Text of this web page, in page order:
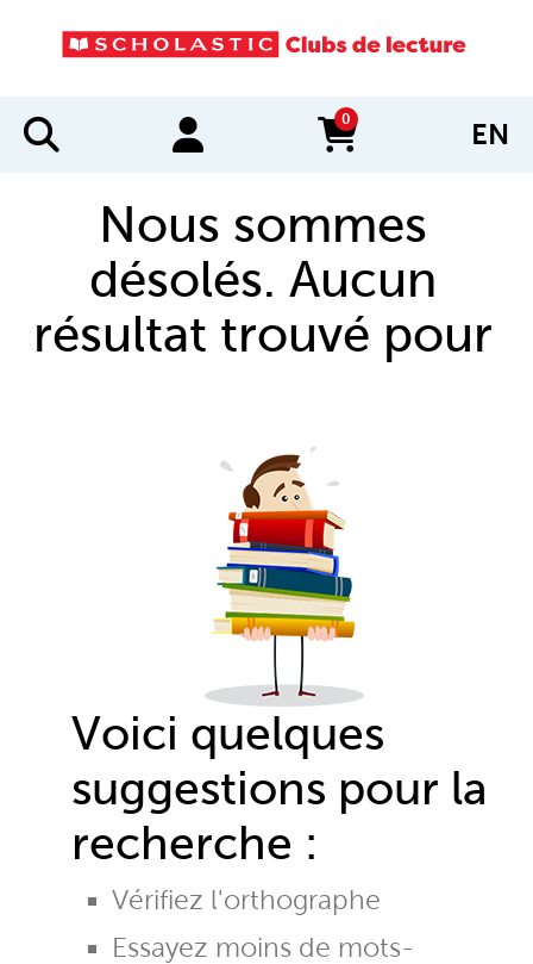
0
items in cart EN
Nous sommes
désolés. Aucun
résultat trouvé pour
Voici quelques
suggestions pour la
recherche :
Vérifiez l'orthographe
Essayez moins de mots-